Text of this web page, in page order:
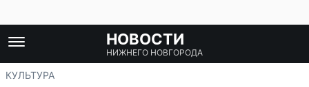
НОВОСТИ
НИЖНЕГО НОВГОРОДА
КУЛЬТУРА